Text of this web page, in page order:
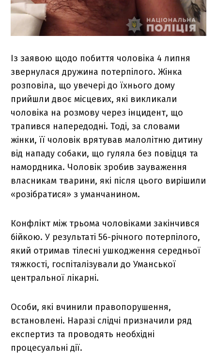
Із заявою щодо побиття чоловіка 4 липня
звернулася дружина потерпілого. Жінка
розповіла, що увечері до їхнього дому
прийшли двоє місцевих, які викликали
чоловіка на розмову через інцидент, що
трапився напередодні. Тоді, за словами
жінки, її чоловік врятував малолітню дитину
від нападу собаки, що гуляла без повідця та
намордника. Чоловік зробив зауваження
власникам тварини, які після цього вирішили
«розібратися» з уманчанином.
Конфлікт між трьома чоловіками закінчився
бійкою. У результаті 56-річного потерпілого,
який отримав тілесні ушкодження середньої
тяжкості, госпіталізували до Уманської
центральної лікарні.
Особи, які вчинили правопорушення,
встановлені. Наразі слідчі призначили ряд
експертиз та проводять необхідні
процесуальні дії.